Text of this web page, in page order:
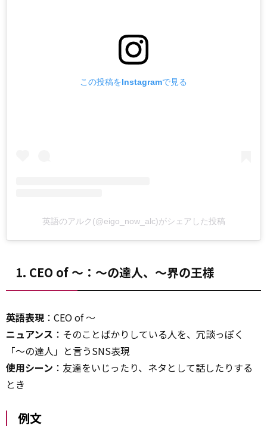
この投稿をInstagramで見る
英語のアルク(@eigo_now_alc)がシェアした投稿
1. CEO of ～：～の達人、～界の王様
英語表現 ：CEO of ～
ニュアンス ：そのことばかりしている人を、冗談っぽく
「～の達人」と言うSNS表現
使用シーン ：友達をいじったり、ネタとして話したりする
とき
例文